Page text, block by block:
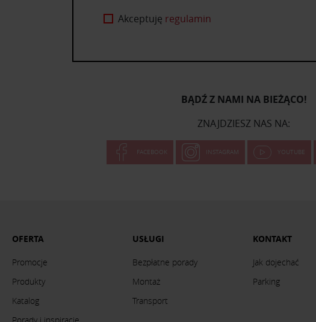
Akceptuję regulamin
BĄDŹ Z NAMI NA BIEŻĄCO!
ZNAJDZIESZ NAS NA:
FACEBOOK INSTAGRAM YOUTUBE
OFERTA
Promocje
Produkty
Katalog
USŁUGI
Bezpłatne porady
Montaż
Transport
KONTAKT
Jak dojechać
Parking